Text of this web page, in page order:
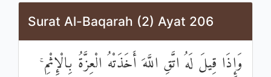
Surat Al-Baqarah (2) Ayat 206
وَإِذَا قِيلَ لَهُ اتَّقِ اللَّهَ أَخَذَتْهُ الْعِزَّةُ بِالْإِثْمِ ۚ